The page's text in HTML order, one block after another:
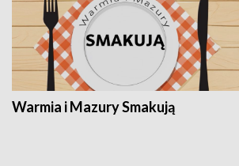
Warmia i Mazury Smakują